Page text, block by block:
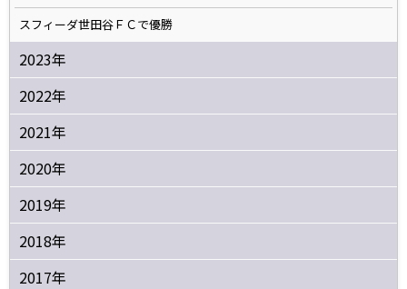
スフィーダ世田谷ＦＣで優勝
2023年
2022年
2021年
2020年
2019年
2018年
2017年